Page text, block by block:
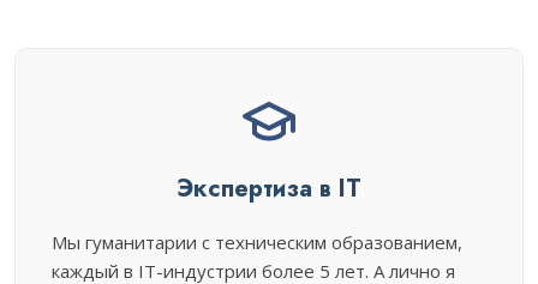
Экспертиза в IT
Мы гуманитарии с техническим образованием,
каждый в IT-индустрии более 5 лет. А лично я